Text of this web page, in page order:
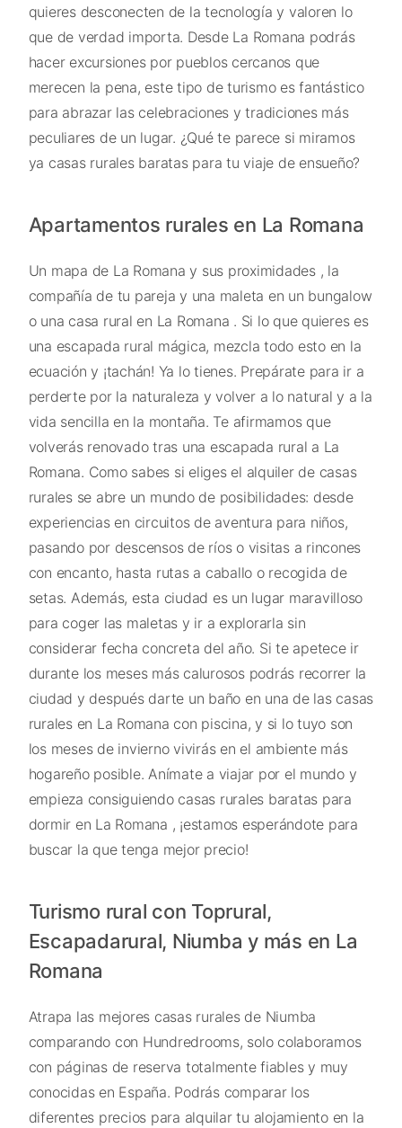
quieres desconecten de la tecnología y valoren lo
que de verdad importa. Desde La Romana podrás
hacer excursiones por pueblos cercanos que
merecen la pena, este tipo de turismo es fantástico
para abrazar las celebraciones y tradiciones más
peculiares de un lugar. ¿Qué te parece si miramos
ya casas rurales baratas para tu viaje de ensueño?
Apartamentos rurales en La Romana
Un mapa de La Romana y sus proximidades , la
compañía de tu pareja y una maleta en un bungalow
o una casa rural en La Romana . Si lo que quieres es
una escapada rural mágica, mezcla todo esto en la
ecuación y ¡tachán! Ya lo tienes. Prepárate para ir a
perderte por la naturaleza y volver a lo natural y a la
vida sencilla en la montaña. Te afirmamos que
volverás renovado tras una escapada rural a La
Romana. Como sabes si eliges el alquiler de casas
rurales se abre un mundo de posibilidades: desde
experiencias en circuitos de aventura para niños,
pasando por descensos de ríos o visitas a rincones
con encanto, hasta rutas a caballo o recogida de
setas. Además, esta ciudad es un lugar maravilloso
para coger las maletas y ir a explorarla sin
considerar fecha concreta del año. Si te apetece ir
durante los meses más calurosos podrás recorrer la
ciudad y después darte un baño en una de las casas
rurales en La Romana con piscina, y si lo tuyo son
los meses de invierno vivirás en el ambiente más
hogareño posible. Anímate a viajar por el mundo y
empieza consiguiendo casas rurales baratas para
dormir en La Romana , ¡estamos esperándote para
buscar la que tenga mejor precio!
Turismo rural con Toprural,
Escapadarural, Niumba y más en La
Romana
Atrapa las mejores casas rurales de Niumba
comparando con Hundredrooms, solo colaboramos
con páginas de reserva totalmente fiables y muy
conocidas en España. Podrás comparar los
diferentes precios para alquilar tu alojamiento en la